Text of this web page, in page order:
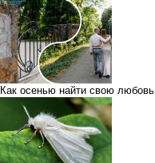
Как осенью найти свою любовь